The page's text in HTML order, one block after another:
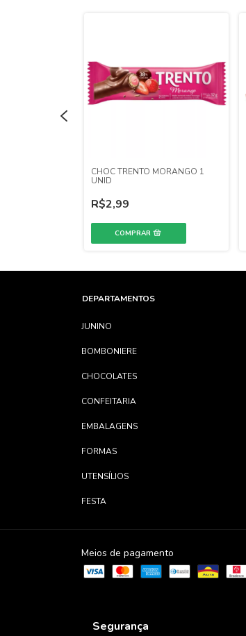
CHOC TRENTO MORANGO 1
UNID
R$2,99
DEPARTAMENTOS
JUNINO
BOMBONIERE
CHOCOLATES
CONFEITARIA
EMBALAGENS
FORMAS
UTENSÍLIOS
FESTA
Meios de pagamento
Segurança